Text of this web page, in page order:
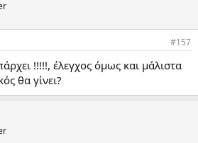
#157
!!!!!, έλεγχος όμως και μάλιστα
θα γίνει?